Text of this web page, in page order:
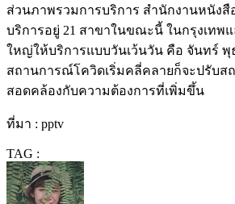
ส่วนภาพรวมการบริการ สำนักงานหนังสื
บริการอยู่ 21 สาขาในขณะนี้ ในกรุงเทพ
ใหญ่ให้บริการแบบวันเว้นวัน คือ จันทร์ พุ
สถานการณ์โควิดเริ่มคลี่คลายก็จะปรับส
สอดคล้องกับความต้องการที่เพิ่มขึ้น
ที่มา : pptv
TAG :